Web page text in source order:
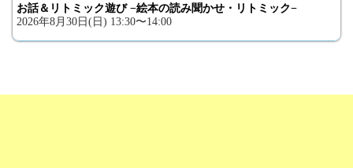
お話＆リトミック遊び −絵本の読み聞かせ・リトミック−
2026年8月30日(日) 13:30〜14:00